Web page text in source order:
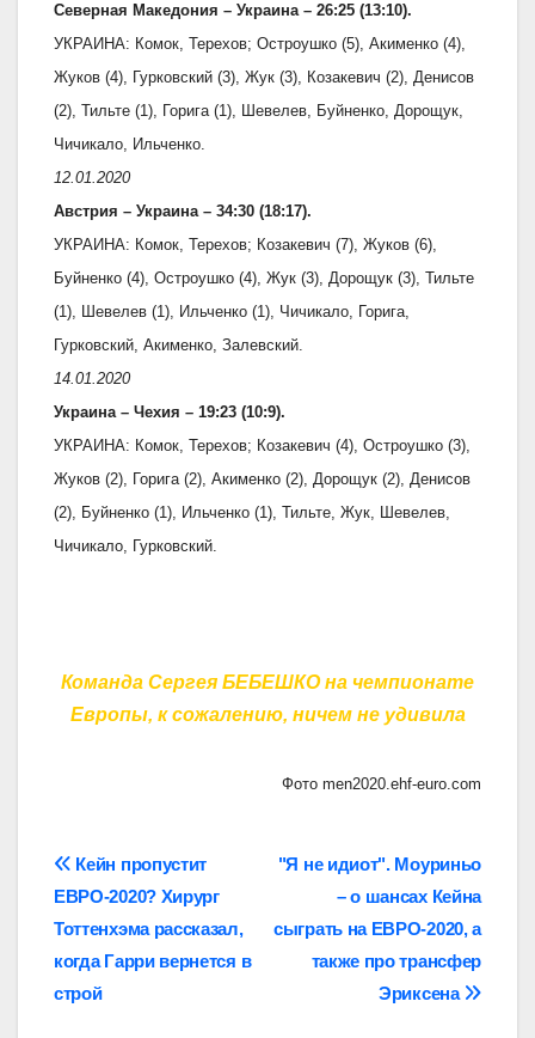
Северная Македония – Украина – 26:25 (13:10).
УКРАИНА: Комок, Терехов; Остроушко (5), Акименко (4),
Жуков (4), Гурковский (3), Жук (3), Козакевич (2), Денисов
(2), Тильте (1), Горига (1), Шевелев, Буйненко, Дорощук,
Чичикало, Ильченко.
12.01.2020
Австрия – Украина – 34:30 (18:17).
УКРАИНА: Комок, Терехов; Козакевич (7), Жуков (6),
Буйненко (4), Остроушко (4), Жук (3), Дорощук (3), Тильте
(1), Шевелев (1), Ильченко (1), Чичикало, Горига,
Гурковский, Акименко, Залевский.
14.01.2020
Украина – Чехия – 19:23 (10:9).
УКРАИНА: Комок, Терехов; Козакевич (4), Остроушко (3),
Жуков (2), Горига (2), Акименко (2), Дорощук (2), Денисов
(2), Буйненко (1), Ильченко (1), Тильте, Жук, Шевелев,
Чичикало, Гурковский.
Команда Сергея БЕБЕШКО на чемпионате
Европы, к сожалению, ничем не удивила
Фото men2020.ehf-euro.com
Навігація
записів
"Я не идиот". Моуриньо
– о шансах Кейна
сыграть на ЕВРО-2020, а
также про трансфер
Эриксена
Кейн пропустит
ЕВРО-2020? Хирург
Тоттенхэма рассказал,
когда Гарри вернется в
строй